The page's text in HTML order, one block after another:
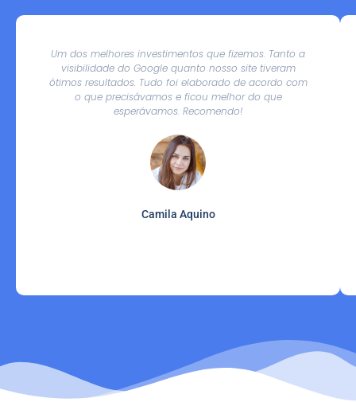
Um dos melhores investimentos que fizemos. Tanto a
visibilidade do Google quanto nosso site tiveram
ótimos resultados. Tudo foi elaborado de acordo com
o que precisávamos e ficou melhor do que
esperávamos. Recomendo!
Camila Aquino